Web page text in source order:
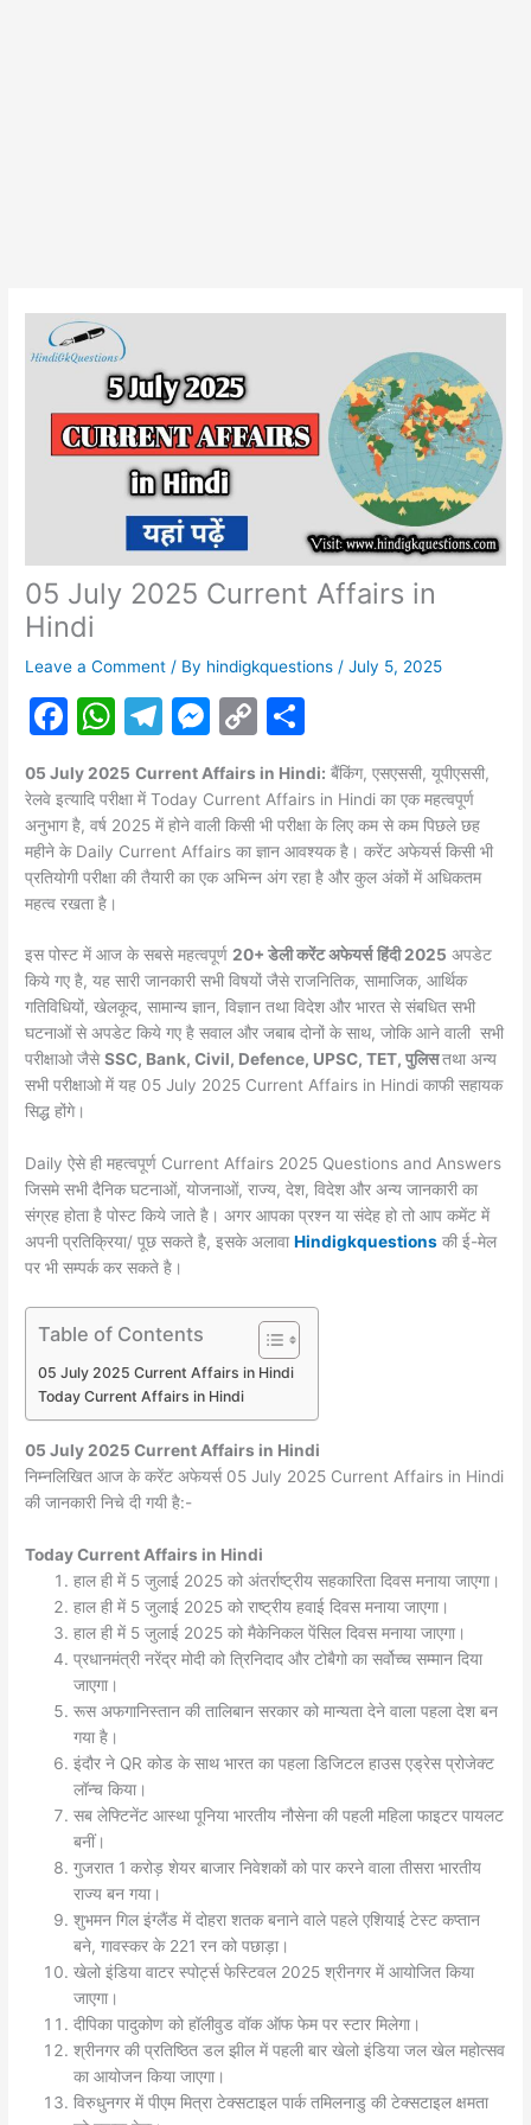
05 July 2025 Current Affairs in
Hindi
Leave a Comment / By hindigkquestions /July 5, 2025
F
c
e
b
o
o
k
W
at
s
A
p
T
e
gr
a
M
s
s
e
g
er
C
p
y
Li
k
ar
e
05 July 2025 Current Affairs in Hindi: बैंकिंग, एसएससी, यूपीएससी,
रेलवे इत्यादि परीक्षा में Today Current Affairs in Hindi का एक महत्वपूर्ण
अनुभाग है, वर्ष 2025 में होने वाली किसी भी परीक्षा के लिए कम से कम पिछले छह
महीने के Daily Current Affairs का ज्ञान आवश्यक है। करेंट अफेयर्स किसी भी
प्रतियोगी परीक्षा की तैयारी का एक अभिन्न अंग रहा है और कुल अंकों में अधिकतम
महत्व रखता है।
इस पोस्ट में आज के सबसे महत्वपूर्ण20+ डेली करेंट अफेयर्स हिंदी 2025 अपडेट
किये गए है, यह सारी जानकारी सभी विषयों जैसे राजनितिक, सामाजिक, आर्थिक
गतिविधियों, खेलकूद, सामान्य ज्ञान, विज्ञान तथा विदेश और भारत से संबधित सभी
घटनाओं से अपडेट किये गए है सवाल और जबाब दोनों के साथ, जोकि आने वाली सभी
परीक्षाओ जैसेSSC, Bank, Civil, Defence, UPSC, TET, पुलिसतथा अन्य
सभी परीक्षाओ में यह 05 July 2025 Current Affairs in Hindi काफी सहायक
सिद्ध होंगे।
Daily ऐसे ही महत्वपूर्ण Current Affairs 2025 Questions and Answers
जिसमे सभी दैनिक घटनाओं, योजनाओं, राज्य, देश, विदेश और अन्य जानकारी का
संग्रह होता है पोस्ट किये जाते है। अगर आपका प्रश्न या संदेह हो तो आप कमेंट में
अपनी प्रतिक्रिया/ पूछ सकते है, इसके अलावाHindigkquestions की ई-मेल
पर भी सम्पर्क कर सकते है।
Table of Contents
05 July 2025 Current Affairs in Hindi
Today Current Affairs in Hindi
05 July 2025Current Affairs in Hindi
निम्नलिखित आज के करेंट अफेयर्स 05 July 2025 Current Affairs in Hindi
की जानकारी निचे दी गयी है:-
TodayCurrent Affairs in Hindi
हाल ही में 5 जुलाई 2025 को अंतर्राष्ट्रीय सहकारिता दिवस मनाया जाएगा।
हाल ही में 5 जुलाई 2025 को राष्ट्रीय हवाई दिवस मनाया जाएगा।
हाल ही में 5 जुलाई 2025 को मैकेनिकल पेंसिल दिवस मनाया जाएगा।
प्रधानमंत्री नरेंद्र मोदी को त्रिनिदाद और टोबैगो का सर्वोच्च सम्मान दिया
जाएगा।
रूस अफगानिस्तान की तालिबान सरकार को मान्यता देने वाला पहला देश बन
गया है।
इंदौर ने QR कोड के साथ भारत का पहला डिजिटल हाउस एड्रेस प्रोजेक्ट
लॉन्च किया।
सब लेफ्टिनेंट आस्था पूनिया भारतीय नौसेना की पहली महिला फाइटर पायलट
बनीं।
गुजरात 1 करोड़ शेयर बाजार निवेशकों को पार करने वाला तीसरा भारतीय
राज्य बन गया।
शुभमन गिल इंग्लैंड में दोहरा शतक बनाने वाले पहले एशियाई टेस्ट कप्तान
बने, गावस्कर के 221 रन को पछाड़ा।
खेलो इंडिया वाटर स्पोर्ट्स फेस्टिवल 2025 श्रीनगर में आयोजित किया
जाएगा।
दीपिका पादुकोण को हॉलीवुड वॉक ऑफ फेम पर स्टार मिलेगा।
श्रीनगर की प्रतिष्ठित डल झील में पहली बार खेलो इंडिया जल खेल महोत्सव
का आयोजन किया जाएगा।
विरुधुनगर में पीएम मित्रा टेक्सटाइल पार्क तमिलनाडु की टेक्सटाइल क्षमता